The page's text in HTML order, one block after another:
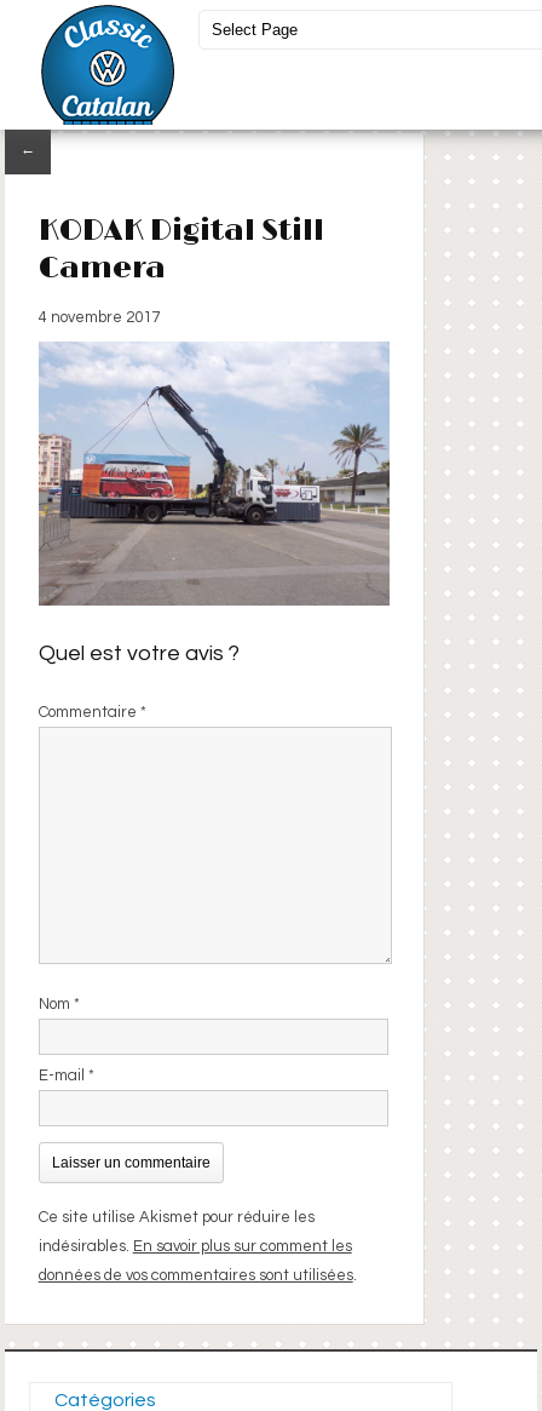
←
KODAK Digital Still
Camera
4 novembre 2017
Quel est votre avis ?
Commentaire *
Nom *
E-mail *
Ce site utilise Akismet pour réduire les
indésirables. En savoir plus sur comment les
données de vos commentaires sont utilisées.
Catégories